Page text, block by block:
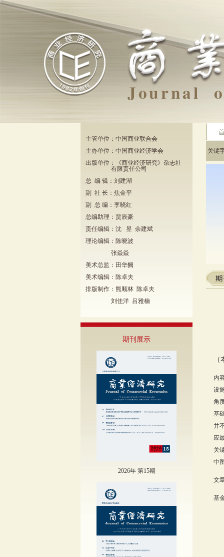
主管单位：中国商业联合会
主办单位：中国商业经济学会
出版单位：《商业经济研究》杂志社
有限责任公司
总 编 辑：刘建湖
副 社 长：焦金平
副 总 编：李晓红
总编助理：贾辰豪
责任编辑：沈 昱 余建斌
理论编辑：陈晓波
张焱焱
美术总监：田华阙
美术编辑：陈卓夫
排版制作：熊顺林 陈卓夫
刘佳洋 吕雅楠
期刊展示
2026年 第15期
关键
内
设
角
基
并
应
关
中
文
基